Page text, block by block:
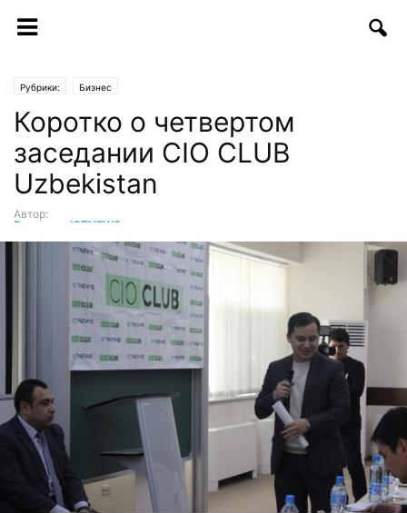
Рубрики: Бизнес
Коротко о четвертом
заседании CIO CLUB
Uzbekistan
Автор:
Редакция ICTNEWS